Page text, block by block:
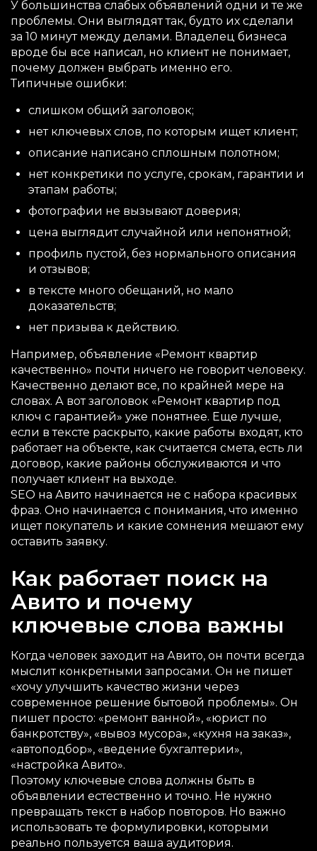
У большинства слабых объявлений одни и те же
проблемы. Они выглядят так, будто их сделали
за 10 минут между делами. Владелец бизнеса
вроде бы все написал, но клиент не понимает,
почему должен выбрать именно его.
Типичные ошибки:
слишком общий заголовок;
нет ключевых слов, по которым ищет клиент;
описание написано сплошным полотном;
нет конкретики по услуге, срокам, гарантии и
этапам работы;
фотографии не вызывают доверия;
цена выглядит случайной или непонятной;
профиль пустой, без нормального описания
и отзывов;
в тексте много обещаний, но мало
доказательств;
нет призыва к действию.
Например, объявление «Ремонт квартир
качественно» почти ничего не говорит человеку.
Качественно делают все, по крайней мере на
словах. А вот заголовок «Ремонт квартир под
ключ с гарантией» уже понятнее. Еще лучше,
если в тексте раскрыто, какие работы входят, кто
работает на объекте, как считается смета, есть ли
договор, какие районы обслуживаются и что
получает клиент на выходе.
SEO на Авито начинается не с набора красивых
фраз. Оно начинается с понимания, что именно
ищет покупатель и какие сомнения мешают ему
оставить заявку.
Как работает поиск на
Авито и почему
ключевые слова важны
Когда человек заходит на Авито, он почти всегда
мыслит конкретными запросами. Он не пишет
«хочу улучшить качество жизни через
современное решение бытовой проблемы». Он
пишет просто: «ремонт ванной», «юрист по
банкротству», «вывоз мусора», «кухня на заказ»,
«автоподбор», «ведение бухгалтерии»,
«настройка Авито».
Поэтому ключевые слова должны быть в
объявлении естественно и точно. Не нужно
превращать текст в набор повторов. Но важно
использовать те формулировки, которыми
реально пользуется ваша аудитория.